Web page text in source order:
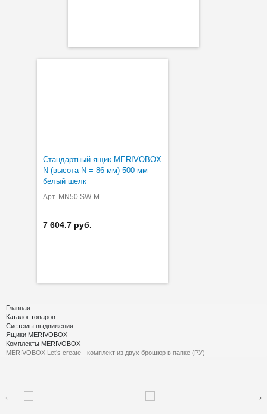
Стандартный ящик MERIVOBOX
N (высота N = 86 мм) 500 мм
белый шелк
Арт. MN50 SW-M
7 604.7 руб.
Главная
Каталог товаров
Системы выдвижения
Ящики MERIVOBOX
Комплекты MERIVOBOX
MERIVOBOX Let’s create - комплект из двух брошюр в папке (РУ)